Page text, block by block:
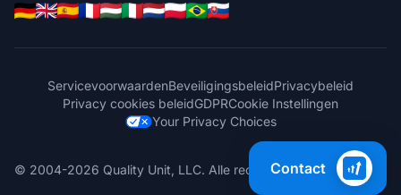
ServicevoorwaardenBeveiligingsbeleidPrivacybeleid
Privacy cookies beleidGDPRCookie Instellingen
Your Privacy Choices
© 2004-2026 Quality Unit, LLC. Alle rechten voorbehouden.
Contact